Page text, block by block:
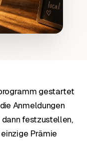
gestartet
Anmeldungen
festzustellen,
Prämie